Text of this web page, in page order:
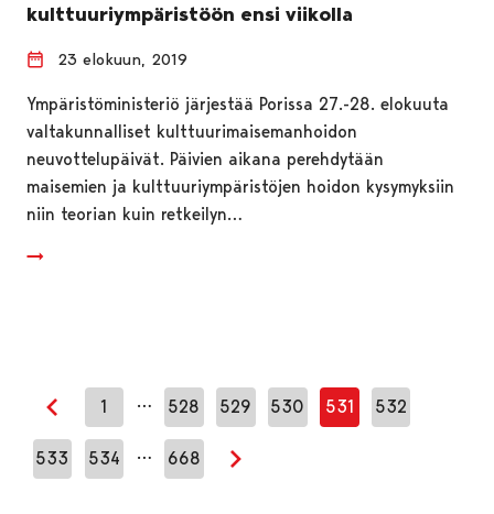
kulttuuriympäristöön ensi viikolla
23 elokuun, 2019
Ympäristöministeriö järjestää Porissa 27.-28. elokuuta
valtakunnalliset kulttuurimaisemanhoidon
neuvottelupäivät. Päivien aikana perehdytään
maisemien ja kulttuuriympäristöjen hoidon kysymyksiin
niin teorian kuin retkeilyn…
Edellinen sivu
1 … 528 529 530 531 532
533 534 … 668
Seuraava sivu